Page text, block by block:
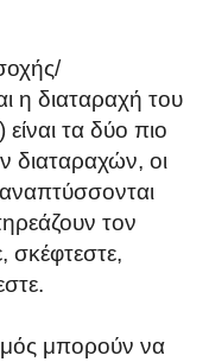
η διαταραχή του
τα δύο πιο
διαταραχών, οι
τον
σκέφτεστε,
μπορούν να